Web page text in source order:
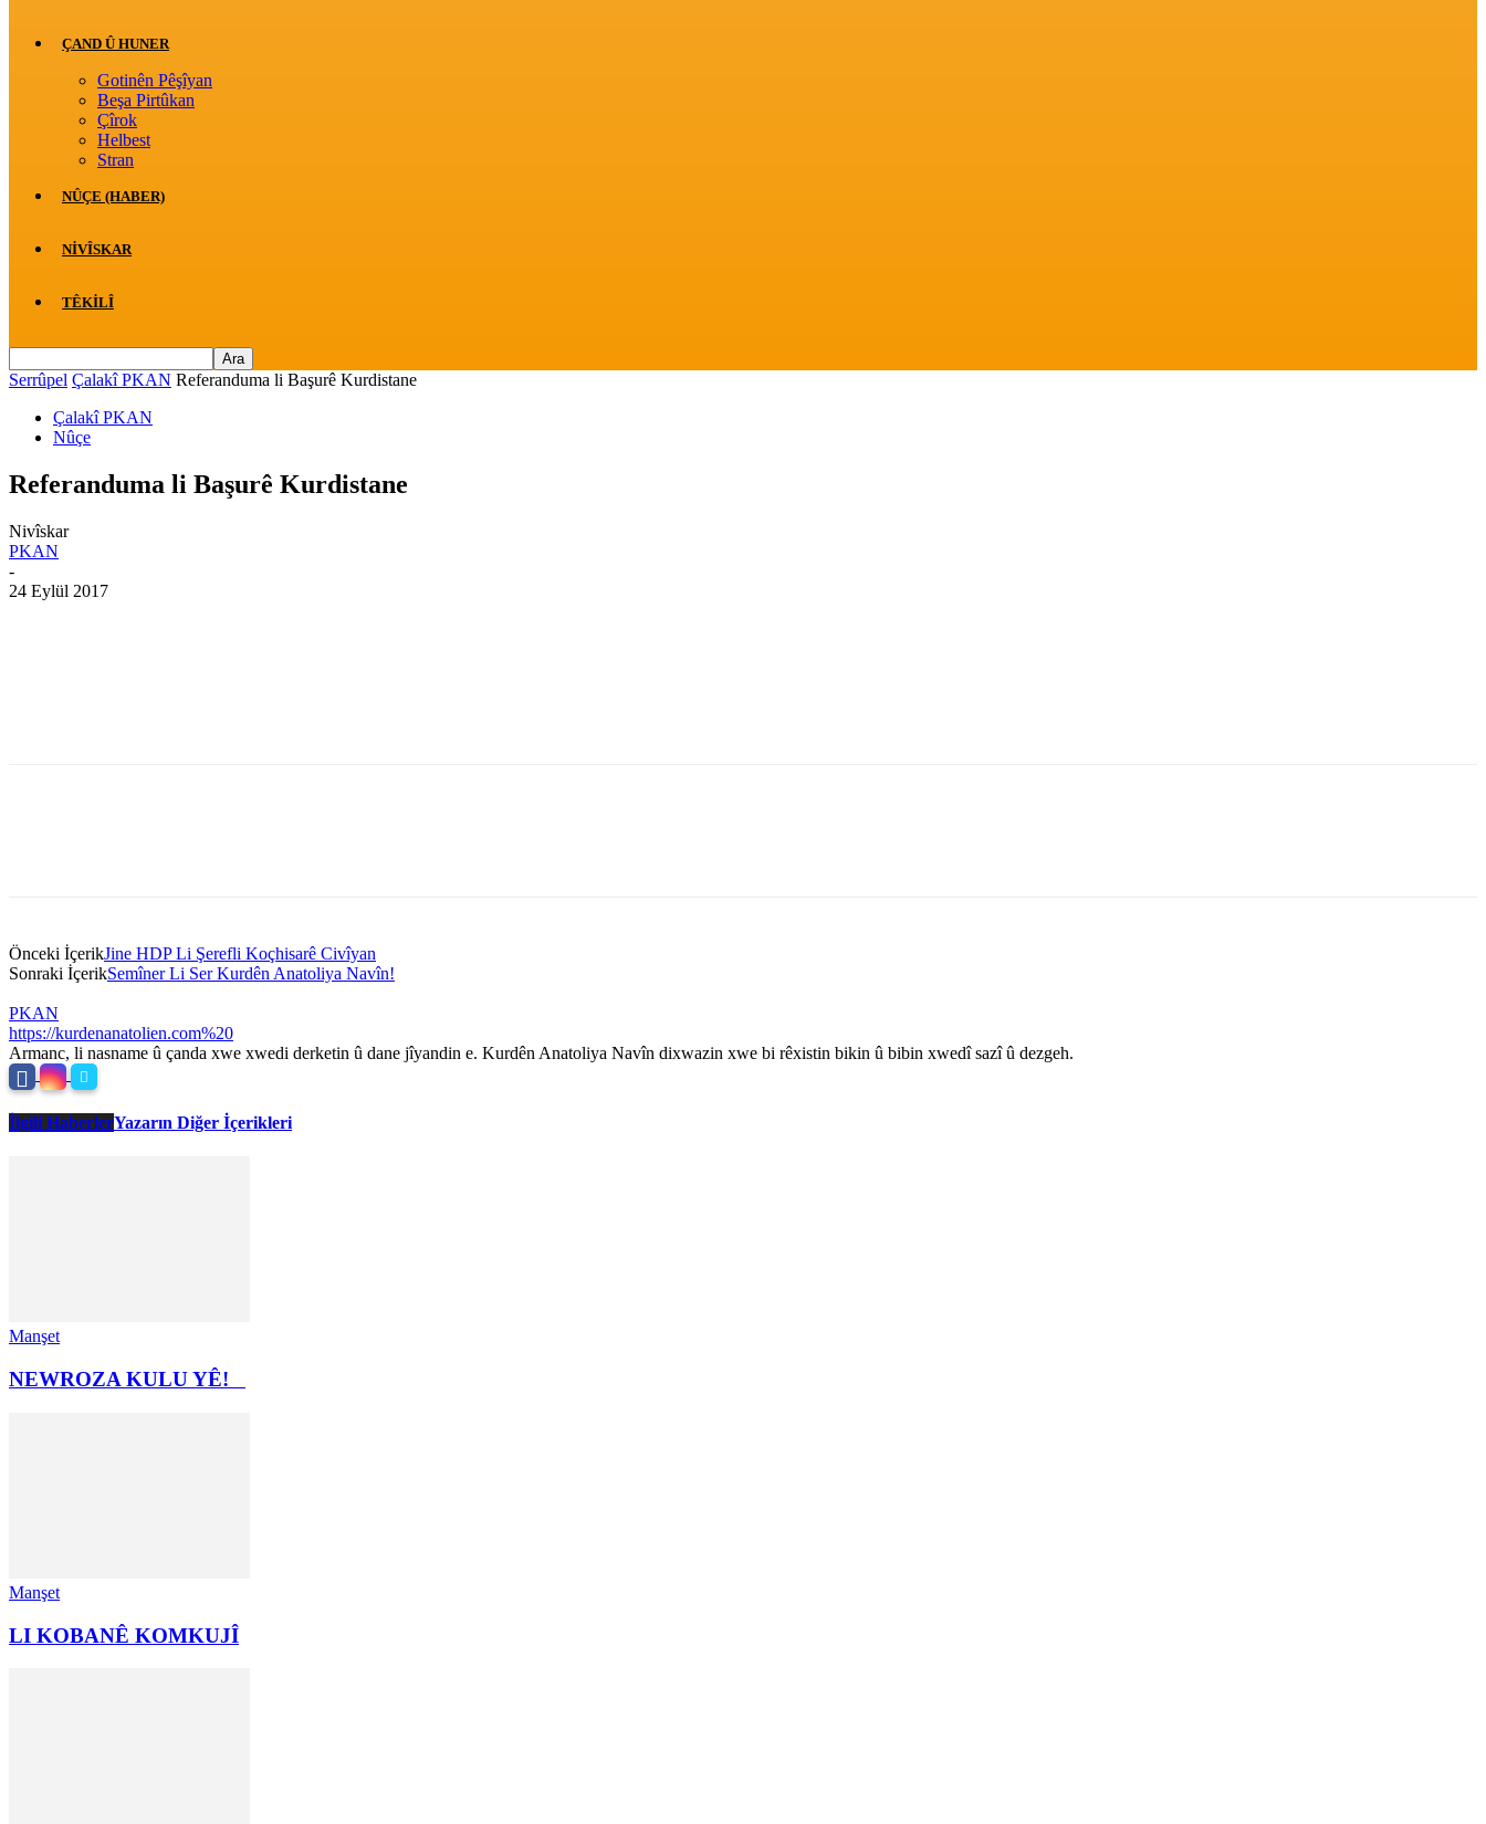
ÇAND Û HUNER
Gotinên Pêşîyan
Beşa Pirtûkan
Çîrok
Helbest
Stran
NÛÇE (HABER)
NIVÎSKAR
TÊKILÎ
Serrûpel Çalakî PKAN Referanduma li Başurê Kurdistane
Çalakî PKAN
Nûçe
Referanduma li Başurê Kurdistane
Nivîskar
PKAN
-
24 Eylül 2017
Önceki İçerikJine HDP Li Şerefli Koçhisarê Civîyan
Sonraki İçerikSemîner Li Ser Kurdên Anatoliya Navîn!
PKAN
https://kurdenanatolien.com%20
Armanc, li nasname û çanda xwe xwedi derketin û dane jîyandin e. Kurdên Anatoliya Navîn dixwazin xwe bi rêxistin bikin û bibin xwedî sazî û dezgeh.
İlgili HaberlerYazarın Diğer İçerikleri
Manşet
NEWROZA KULU YÊ!
Manşet
LI KOBANÊ KOMKUJÎ